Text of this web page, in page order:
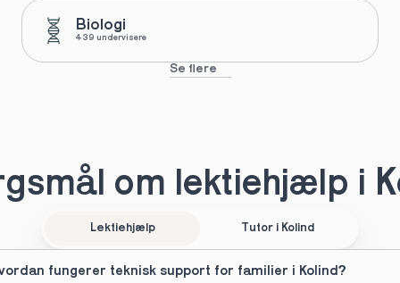
Biologi
439 undervisere
Se flere
om lektiehjælp i
Lektiehjælp Tutor i Kolind
fungerer teknisk support for familier i Kolind?